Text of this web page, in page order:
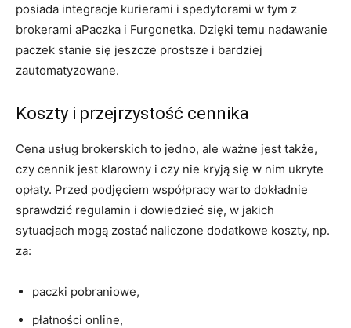
posiada integracje kurierami i spedytorami w tym z
brokerami aPaczka i Furgonetka. Dzięki temu nadawanie
paczek stanie się jeszcze prostsze i bardziej
zautomatyzowane.
Koszty i przejrzystość cennika
Cena usług brokerskich to jedno, ale ważne jest także,
czy cennik jest klarowny i czy nie kryją się w nim ukryte
opłaty. Przed podjęciem współpracy warto dokładnie
sprawdzić regulamin i dowiedzieć się, w jakich
sytuacjach mogą zostać naliczone dodatkowe koszty, np.
za:
paczki pobraniowe,
płatności online,